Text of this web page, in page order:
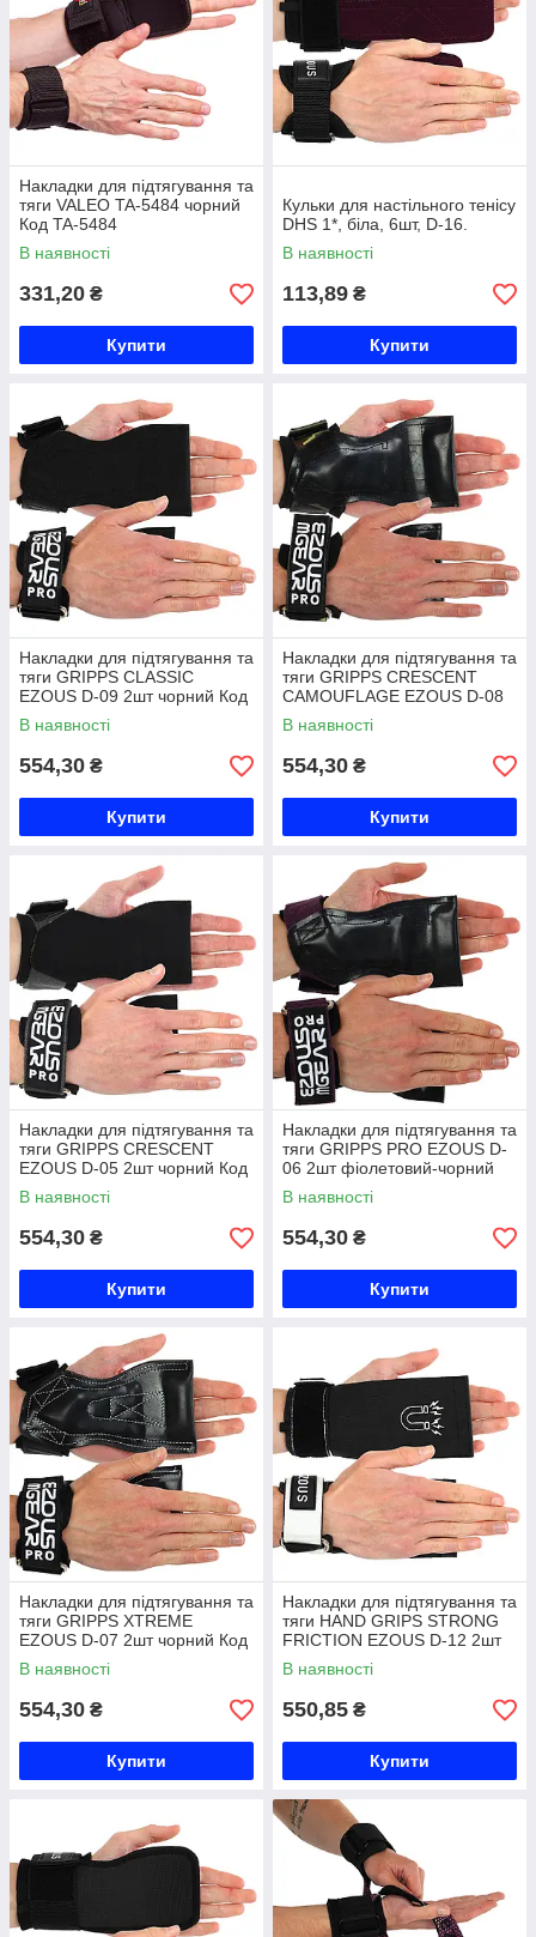
Накладки для підтягування та
тяги VALEO TA-5484 чорний
Код TA-5484
В наявності
331,20 ₴
Купити
Кульки для настільного тенісу
DHS 1*, біла, 6шт, D-16.
В наявності
113,89 ₴
Купити
Накладки для підтягування та
тяги GRIPPS CLASSIC
EZOUS D-09 2шт чорний Код
D-09
В наявності
554,30 ₴
Купити
Накладки для підтягування та
тяги GRIPPS CRESCENT
CAMOUFLAGE EZOUS D-08
2шт камуфляж Код D-08
В наявності
554,30 ₴
Купити
Накладки для підтягування та
тяги GRIPPS CRESCENT
EZOUS D-05 2шт чорний Код
D-05
В наявності
554,30 ₴
Купити
Накладки для підтягування та
тяги GRIPPS PRO EZOUS D-
06 2шт фіолетовий-чорний
Код D-06
В наявності
554,30 ₴
Купити
Накладки для підтягування та
тяги GRIPPS XTREME
EZOUS D-07 2шт чорний Код
D-07
В наявності
554,30 ₴
Купити
Накладки для підтягування та
тяги HAND GRIPS STRONG
FRICTION EZOUS D-12 2шт
чорний-білий Код D-12
В наявності
550,85 ₴
Купити